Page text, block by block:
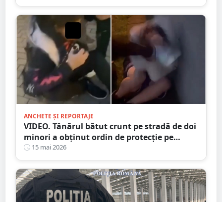
ANCHETE ȘI REPORTAJE
VIDEO. Tânărul bătut crunt pe stradă de doi
minori a obținut ordin de protecție pe
durată MAXIMĂ
15 mai 2026